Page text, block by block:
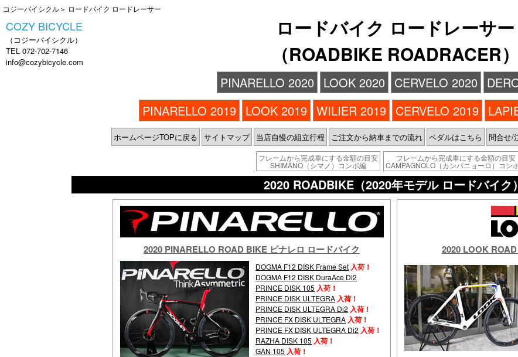
コジーバイシクル＞ ロードバイク ロードレーサー
ロードバイク ロードレーサー
（ROADBIKE ROADRACER）
COZY BICYCLE
（コジーバイシクル）
TEL 072-702-7146
info@cozybicycle.com
PINARELLO 2020 LOOK 2020 CERVELO 2020
PINARELLO 2019 LOOK 2019 WILIER 2019 CERVELO 2019
ホームページTOPに戻る サイトマップ 当店自慢の組立行程 ご注文から納車までの流れ ペダルはこちら 問合せ/
フレームから完成車にする金額の目安
SHIMANO（シマノ）コンポ編
フレームから完成車にする金額の目安
CAMPAGNOLO（カンパニョーロ）コン
2020 ROADBIKE（2020年モデル ロードバイク）
2020 PINARELLO ROAD BIKE ピナレロ ロードバイク
DOGMA F12 DISK Frame Set 入荷！
DOGMA F12 DISK DuraAce Di2
PRINCE DISK 105 入荷！
PRINCE DISK ULTEGRA 入荷！
PRINCE DISK ULTEGRA Di2 入荷！
PRINCE FX DISK ULTEGRA 入荷！
PRINCE FX DISK ULTEGRA Di2 入荷！
RAZHA DISK 105 入荷！
GAN 105 入荷！
2020 LOOK